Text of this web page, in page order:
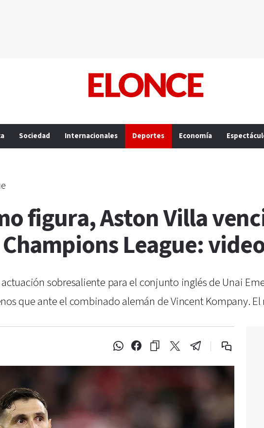
Sociedad Internacionales Deportes Economía
figura, Aston Villa
League:
sobresaliente para el conjunto inglés de Unai
que ante el combinado alemán de Vincent Kompany.